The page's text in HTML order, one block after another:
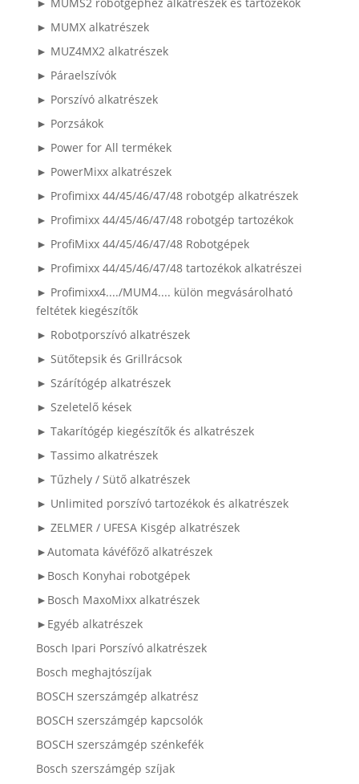
► MUMS2 robotgéphez alkatrészek és tartozékok
► MUMX alkatrészek
► MUZ4MX2 alkatrészek
► Páraelszívók
► Porszívó alkatrészek
► Porzsákok
► Power for All termékek
► PowerMixx alkatrészek
► Profimixx 44/45/46/47/48 robotgép alkatrészek
► Profimixx 44/45/46/47/48 robotgép tartozékok
► ProfiMixx 44/45/46/47/48 Robotgépek
► Profimixx 44/45/46/47/48 tartozékok alkatrészei
► Profimixx4..../MUM4.... külön megvásárolható
feltétek kiegészítők
► Robotporszívó alkatrészek
► Sütőtepsik és Grillrácsok
► Szárítógép alkatrészek
► Szeletelő kések
► Takarítógép kiegészítők és alkatrészek
► Tassimo alkatrészek
► Tűzhely / Sütő alkatrészek
► Unlimited porszívó tartozékok és alkatrészek
► ZELMER / UFESA Kisgép alkatrészek
►Automata kávéfőző alkatrészek
►Bosch Konyhai robotgépek
►Bosch MaxoMixx alkatrészek
►Egyéb alkatrészek
Bosch Ipari Porszívó alkatrészek
Bosch meghajtószíjak
BOSCH szerszámgép alkatrész
BOSCH szerszámgép kapcsolók
BOSCH szerszámgép szénkefék
Bosch szerszámgép szíjak